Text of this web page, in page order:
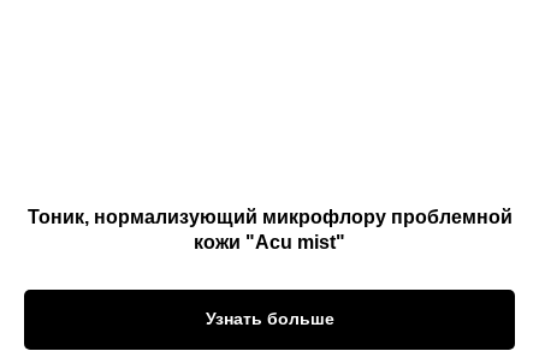
Тоник, нормализующий микрофлору проблемной
кожи "Acu mist"
Узнать больше